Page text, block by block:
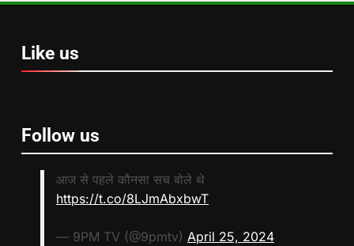
Like us
Follow us
आज से पहले कौनसा सच बोले थे
https://t.co/8LJmAbxbwT
— 9PM TV (@9pmtv) April 25, 2024